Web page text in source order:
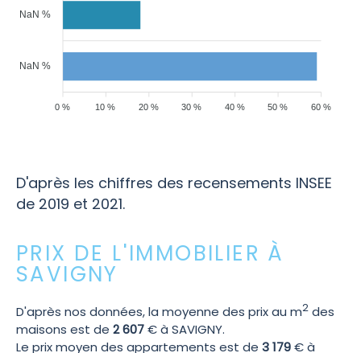
NaN %
NaN %
60 %
50 %
40 %
30 %
20 %
10 %
0 %
D'après les chiffres des recensements INSEE
de 2019 et 2021.
PRIX DE L'IMMOBILIER À
SAVIGNY
D'après nos données, la moyenne des prix au m2 des
maisons est de 2 607€ à SAVIGNY.
Le prix moyen des appartements est de 3 179€ à